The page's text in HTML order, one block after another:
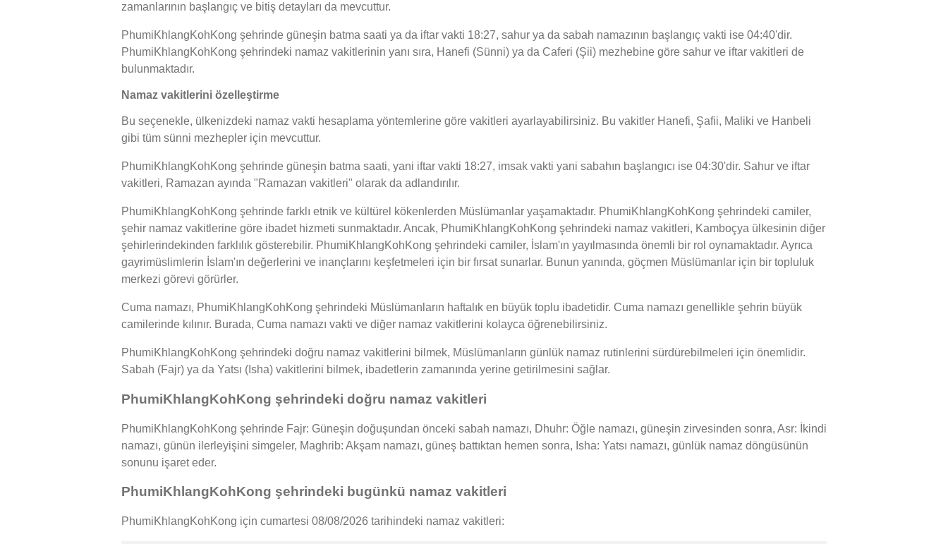
zamanlarının başlangıç ve bitiş detayları da mevcuttur.
PhumiKhlangKohKong şehrinde güneşin batma saati ya da iftar vakti 18:27, sahur ya da sabah namazının başlangıç vakti ise 04:40'dir.
PhumiKhlangKohKong şehrindeki namaz vakitlerinin yanı sıra, Hanefi (Sünni) ya da Caferi (Şii) mezhebine göre sahur ve iftar vakitleri de
bulunmaktadır.
Namaz vakitlerini özelleştirme
Bu seçenekle, ülkenizdeki namaz vakti hesaplama yöntemlerine göre vakitleri ayarlayabilirsiniz. Bu vakitler Hanefi, Şafii, Maliki ve Hanbeli
gibi tüm sünni mezhepler için mevcuttur.
PhumiKhlangKohKong şehrinde güneşin batma saati, yani iftar vakti 18:27, imsak vakti yani sabahın başlangıcı ise 04:30'dir. Sahur ve iftar
vakitleri, Ramazan ayında "Ramazan vakitleri" olarak da adlandırılır.
PhumiKhlangKohKong şehrinde farklı etnik ve kültürel kökenlerden Müslümanlar yaşamaktadır. PhumiKhlangKohKong şehrindeki camiler,
şehir namaz vakitlerine göre ibadet hizmeti sunmaktadır. Ancak, PhumiKhlangKohKong şehrindeki namaz vakitleri, Kamboçya ülkesinin diğer
şehirlerindekinden farklılık gösterebilir. PhumiKhlangKohKong şehrindeki camiler, İslam'ın yayılmasında önemli bir rol oynamaktadır. Ayrıca
gayrimüslimlerin İslam'ın değerlerini ve inançlarını keşfetmeleri için bir fırsat sunarlar. Bunun yanında, göçmen Müslümanlar için bir topluluk
merkezi görevi görürler.
Cuma namazı, PhumiKhlangKohKong şehrindeki Müslümanların haftalık en büyük toplu ibadetidir. Cuma namazı genellikle şehrin büyük
camilerinde kılınır. Burada, Cuma namazı vakti ve diğer namaz vakitlerini kolayca öğrenebilirsiniz.
PhumiKhlangKohKong şehrindeki doğru namaz vakitlerini bilmek, Müslümanların günlük namaz rutinlerini sürdürebilmeleri için önemlidir.
Sabah (Fajr) ya da Yatsı (Isha) vakitlerini bilmek, ibadetlerin zamanında yerine getirilmesini sağlar.
PhumiKhlangKohKong şehrindeki doğru namaz vakitleri
PhumiKhlangKohKong şehrinde Fajr: Güneşin doğuşundan önceki sabah namazı, Dhuhr: Öğle namazı, güneşin zirvesinden sonra, Asr: İkindi
namazı, günün ilerleyişini simgeler, Maghrib: Akşam namazı, güneş battıktan hemen sonra, Isha: Yatsı namazı, günlük namaz döngüsünün
sonunu işaret eder.
PhumiKhlangKohKong şehrindeki bugünkü namaz vakitleri
PhumiKhlangKohKong için cumartesi 08/08/2026 tarihindeki namaz vakitleri: